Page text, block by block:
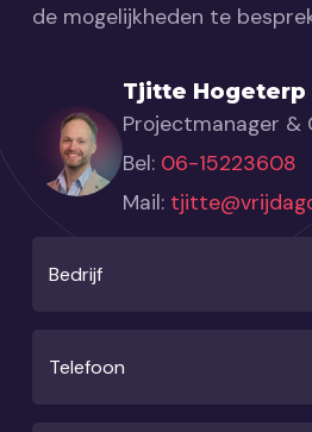
de mogelijkheden te
Tjitte Hogeterp
Projectmanager &
Bel: 06-15223608
Mail:
Bedrijf
Telefoon